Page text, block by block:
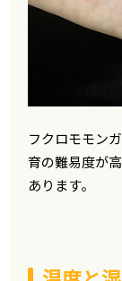
フクロモモン
育の難易度が
あります。